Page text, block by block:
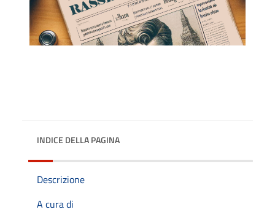
INDICE DELLA PAGINA
Descrizione
A cura di